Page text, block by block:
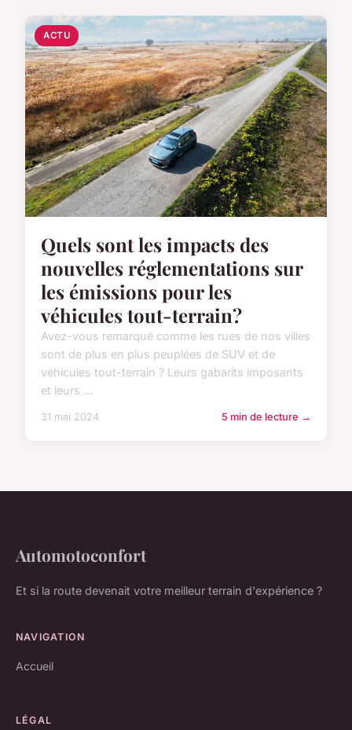
ACTU
Quels sont les impacts des
nouvelles réglementations sur
les émissions pour les
véhicules tout-terrain?
Avez-vous remarqué comme les rues de nos villes
sont de plus en plus peuplées de SUV et de
véhicules tout-terrain ? Leurs gabarits imposants
et leurs ...
31 mai 2024 5 min de lecture →
Automotoconfort
Et si la route devenait votre meilleur terrain d'expérience ?
NAVIGATION
Accueil
LÉGAL